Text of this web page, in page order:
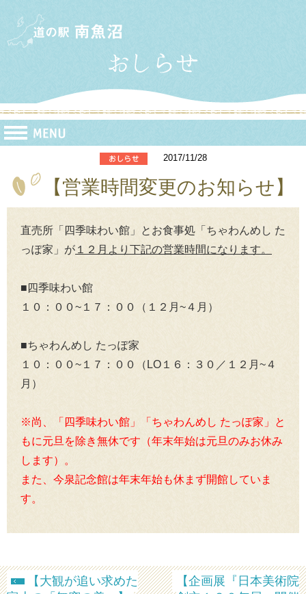
2017/11/28
【営業時間変更のお知らせ】
直売所「四季味わい館」とお食事処「ちゃわんめし た
っぽ家」が １２月より下記の営業時間になります。
■四季味わい館
１０：００~１７：００（１２月~４月）
■ちゃわんめし たっぽ家
１０：００~１７：００（LO１６：３０／１２月~４
月）
※尚、「四季味わい館」「ちゃわんめし たっぽ家」と
もに元旦を除き無休です（年末年始は元旦のみお休み
します）。
また、今泉記念館は年末年始も休まず開館していま
す。
【大観が追い求めた
【企画展『日本美術院